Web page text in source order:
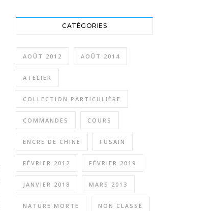
CATÉGORIES
AOÛT 2012 AOÛT 2014
ATELIER
COLLECTION PARTICULIÈRE
COMMANDES COURS
ENCRE DE CHINE FUSAIN
FÉVRIER 2012 FÉVRIER 2019
JANVIER 2018 MARS 2013
NATURE MORTE NON CLASSÉ